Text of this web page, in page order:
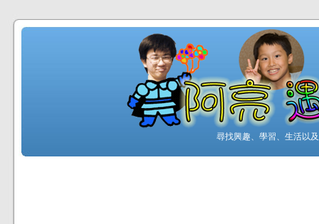
尋找興趣、學習、生活以